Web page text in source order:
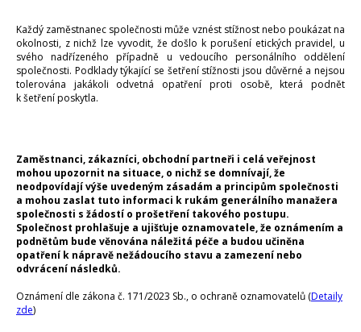
Každý zaměstnanec společnosti může vznést stížnost nebo poukázat na
okolnosti, z nichž lze vyvodit, že došlo k porušení etických pravidel, u
svého nadřízeného případně u vedoucího personálního oddělení
společnosti. Podklady týkající se šetření stížnosti jsou důvěrné a nejsou
tolerována jakákoli odvetná opatření proti osobě, která podnět
k šetření poskytla.
Zaměstnanci, zákazníci, obchodní partneři i celá veřejnost
mohou upozornit na situace, o nichž se domnívají, že
neodpovídají výše uvedeným zásadám a principům společnosti
a mohou zaslat tuto informaci k rukám generálního manažera
společnosti s žádostí o prošetření takového postupu.
Společnost prohlašuje a ujišťuje oznamovatele, že oznámením a
podnětům bude věnována náležitá péče a budou učiněna
opatření k nápravě nežádoucího stavu a zamezení nebo
odvrácení následků.
Oznámení dle zákona č. 171/2023 Sb., o ochraně oznamovatelů (Detaily
zde)